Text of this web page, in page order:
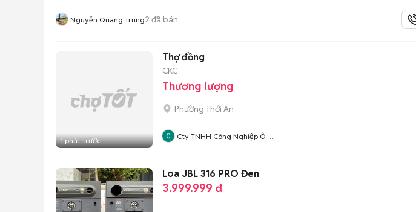
Nguyễn Quang Trung2 đã bán
1 phút trước
Thợ đồng
CKC
Thương lượng
Phường Thới An
Cty TNHH Công Nghiệp Ô Tô
Loa JBL 316 PRO Đen
3.999.999 đ